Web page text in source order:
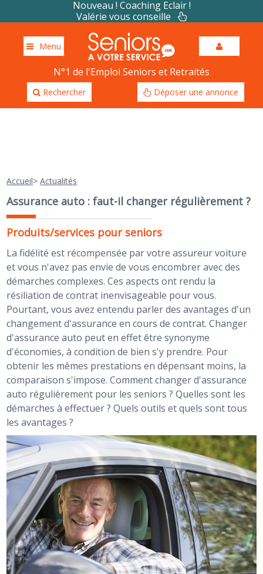
Nouveau ! Coaching Eclair !
Valérie vous conseille
Menu
N°1 de l'Emploi Seniors et Retraités
Rechercher Déposer une annonce
Accueil>Actualités
Assurance auto : faut-il changer régulièrement ?
Produits/services pour seniors
La fidélité est récompensée par votre assureur voiture
et vous n'avez pas envie de vous encombrer avec des
démarches complexes. Ces aspects ont rendu la
résiliation de contrat inenvisageable pour vous.
Pourtant, vous avez entendu parler des avantages d'un
changement d'assurance en cours de contrat. Changer
d'assurance auto peut en effet être synonyme
d'économies, à condition de bien s'y prendre. Pour
obtenir les mêmes prestations en dépensant moins, la
comparaison s'impose. Comment changer d'assurance
auto régulièrement pour les seniors ? Quelles sont les
démarches à effectuer ? Quels outils et quels sont tous
les avantages ?